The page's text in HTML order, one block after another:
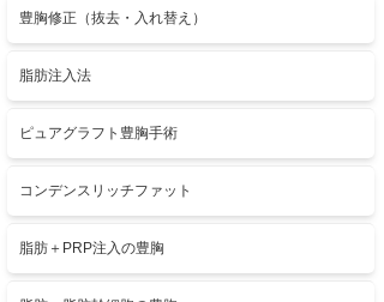
豊胸修正（抜去・入れ替え）
脂肪注入法
ピュアグラフト豊胸手術
コンデンスリッチファット
脂肪＋PRP注入の豊胸